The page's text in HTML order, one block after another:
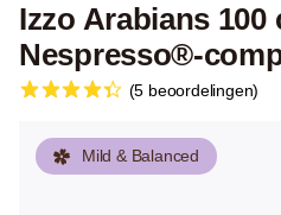
Izzo Arabians 100
Nespresso®-
(5 beoordelingen)
Mild & Balanced